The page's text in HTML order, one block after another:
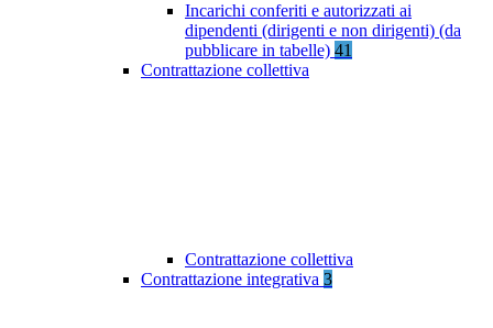
Incarichi conferiti e autorizzati ai
dipendenti (dirigenti e non dirigenti) (da
pubblicare in tabelle) 41
Contrattazione collettiva
Contrattazione collettiva
Contrattazione integrativa 3